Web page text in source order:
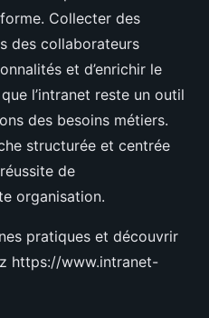
Collecter des
des collaborateurs
et d’enrichir le
l’intranet reste un outil
des besoins métiers.
structurée et centrée
de
organisation.
pratiques et découvrir
https://www.intranet-